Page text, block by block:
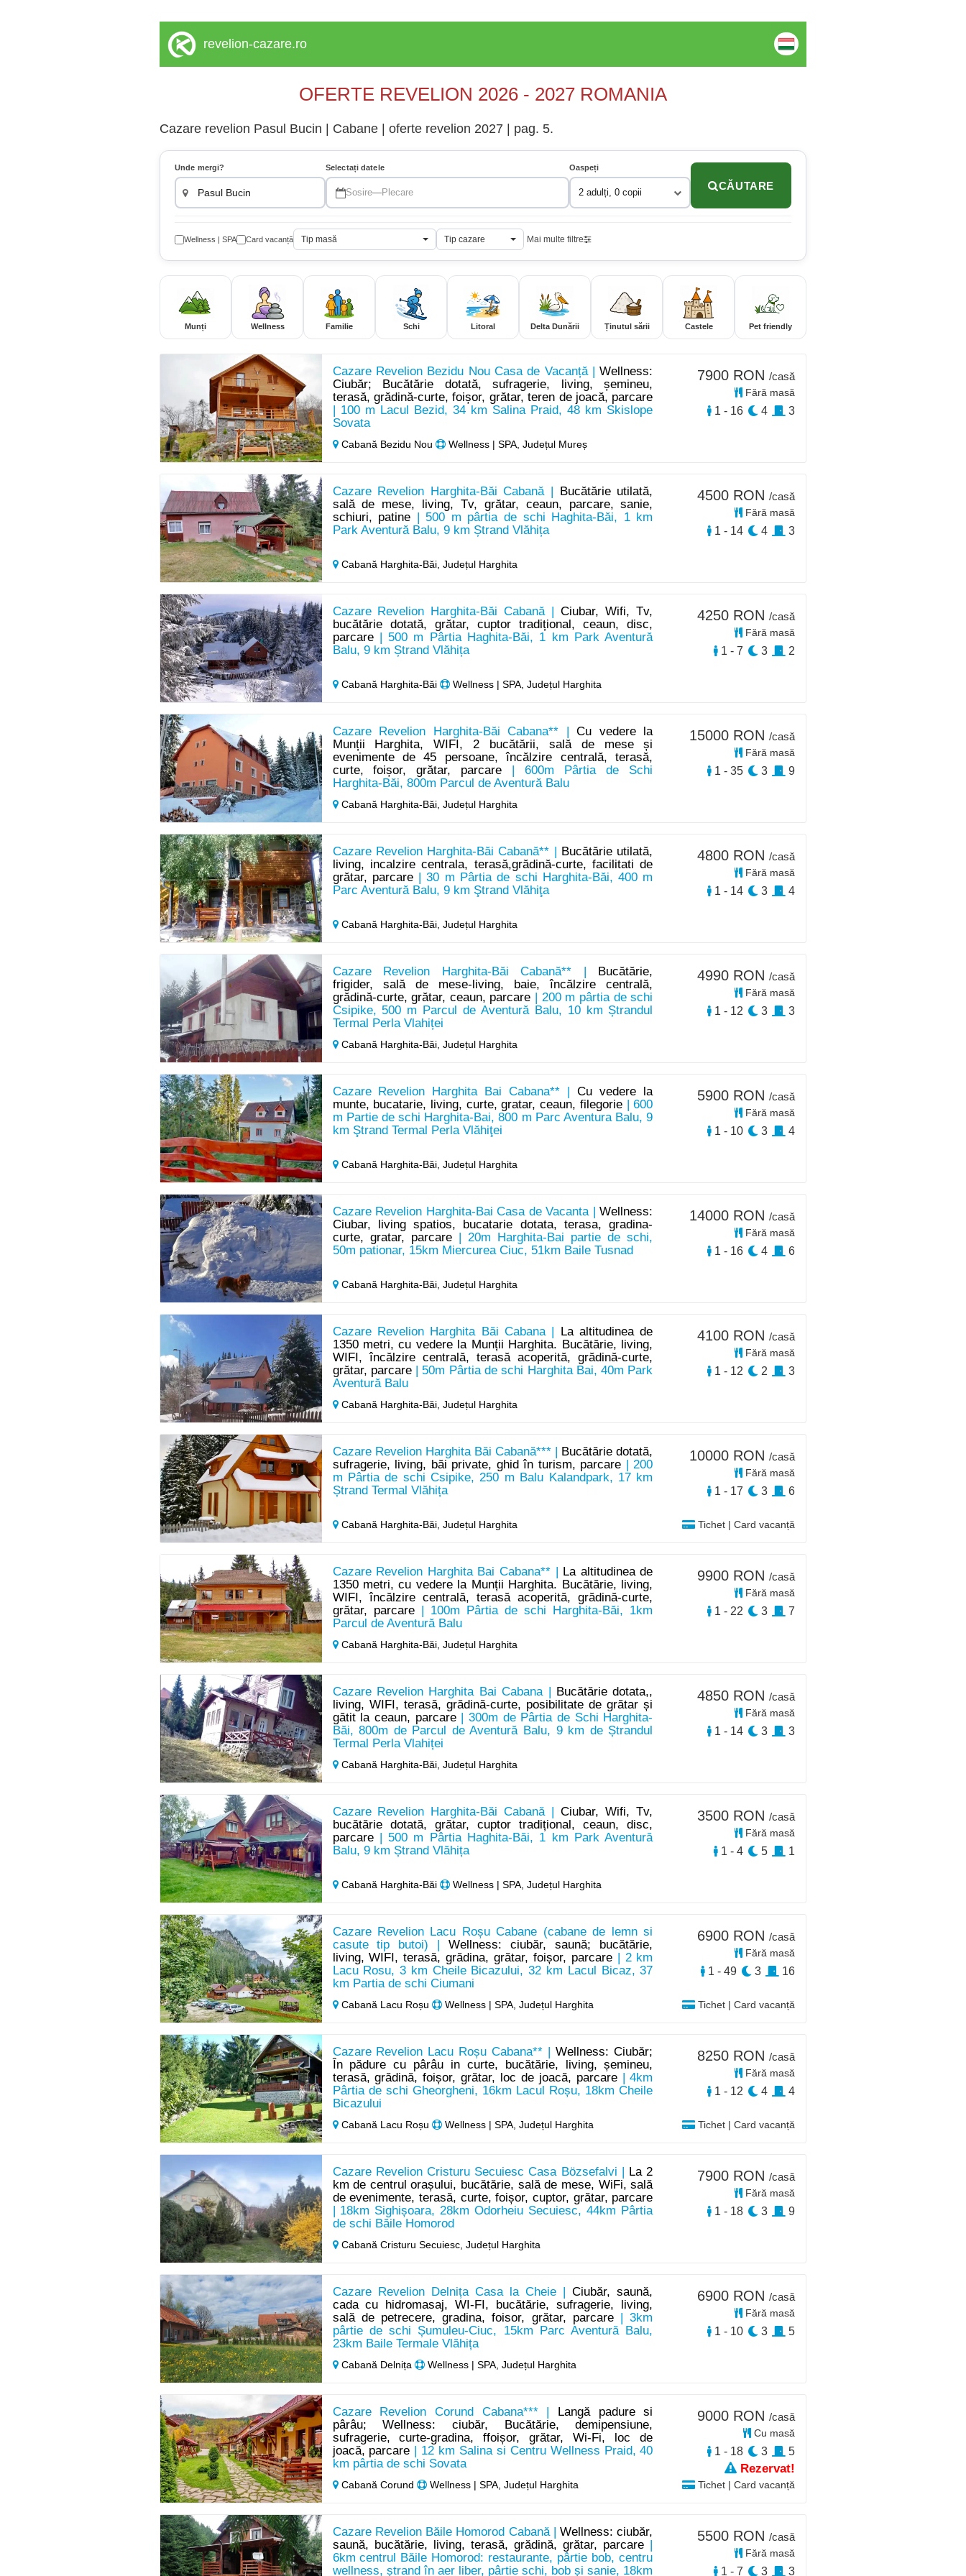
revelion-cazare.ro
OFERTE REVELION 2026 - 2027 ROMANIA
Cazare revelion Pasul Bucin | Cabane | oferte revelion 2027 | pag. 5.
Unde mergi? Selectați datele
Sosire—Plecare
Oaspeți
2 adulți, 0 copii
CĂUTARE
Wellness | SPA Card vacanță Tip masă Tip cazare Mai multe filtre
Munți Wellness Familie Schi Litoral Delta Dunării Ținutul sării Castele Pet friendly
Cazare Revelion Bezidu Nou Casa de Vacanță |Wellness:
Ciubăr; Bucătărie dotată, sufragerie, living, șemineu,
terasă, grădină-curte, foișor, grătar, teren de joacă, parcare
| 100 m Lacul Bezid, 34 km Salina Praid, 48 km Skislope
Sovata
Cabană Bezidu Nou Wellness | SPA, Județul Mureș
7900 RON /casă
Fără masă
1 - 16 4 3
Cazare Revelion Harghita-Băi Cabană |
Bucătărie utilată,
sală de mese, living, Tv, grătar, ceaun, parcare, sanie,
schiuri, patine | 500 m pârtia de schi Haghita-Băi, 1 km
Park Aventură Balu, 9 km Ștrand Vlăhița
Cabană Harghita-Băi, Județul Harghita
4500 RON /casă
Fără masă
1 - 14 4 3
Cazare Revelion Harghita-Băi Cabană |Ciubar, Wifi, Tv,
bucătărie dotată, grătar, cuptor tradițional, ceaun, disc,
parcare| 500 m Pârtia Haghita-Băi, 1 km Park Aventură
Balu, 9 km Ștrand Vlăhița
Cabană Harghita-Băi Wellness | SPA, Județul Harghita
4250 RON /casă
Fără masă
1 - 7 3 2
Cazare Revelion Harghita-Băi Cabana** |Cu vedere la
Munții Harghita, WIFI, 2 bucătării, sală de mese și
evenimente de 45 persoane, încălzire centrală, terasă,
curte, foișor, grătar, parcare | 600m Pârtia de Schi
Harghita-Băi, 800m Parcul de Aventură Balu
Cabană Harghita-Băi, Județul Harghita
15000 RON /casă
Fără masă
1 - 35 3 9
Cazare Revelion Harghita-Băi Cabană** |
Bucătărie utilată,
living, incalzire centrala, terasă,grădină-curte, facilitati de
grătar, parcare| 30 m Pârtia de schi Harghita-Băi, 400 m
Parc Aventură Balu, 9 km Ştrand Vlăhiţa
Cabană Harghita-Băi, Județul Harghita
4800 RON /casă
Fără masă
1 - 14 3 4
Cazare Revelion Harghita-Băi Cabană** |
Bucătărie,
frigider, sală de mese-living, baie, încălzire centrală,
grădină-curte, grătar, ceaun, parcare | 200 m pârtia de schi
Csipike, 500 m Parcul de Aventură Balu, 10 km Ștrandul
Termal Perla Vlahiței
Cabană Harghita-Băi, Județul Harghita
4990 RON /casă
Fără masă
1 - 12 3 3
Cazare Revelion Harghita Bai Cabana** |Cu vedere la
munte, bucatarie, living, curte, gratar, ceaun, filegorie| 600
m Partie de schi Harghita-Bai, 800 m Parc Aventura Balu, 9
km Ştrand Termal Perla Vlăhiţei
Cabană Harghita-Băi, Județul Harghita
5900 RON /casă
Fără masă
1 - 10 3 4
Cazare Revelion Harghita-Bai Casa de Vacanta |Wellness:
Ciubar, living spatios, bucatarie dotata, terasa, gradina-
curte, gratar, parcare| 20m Harghita-Bai partie de schi,
50m pationar, 15km Miercurea Ciuc, 51km Baile Tusnad
Cabană Harghita-Băi, Județul Harghita
14000 RON /casă
Fără masă
1 - 16 4 6
Cazare Revelion Harghita Băi Cabana |
La altitudinea de
1350 metri, cu vedere la Munții Harghita. Bucătărie, living,
WIFI, încălzire centrală, terasă acoperită, grădină-curte,
grătar, parcare| 50m Pârtia de schi Harghita Bai, 40m Park
Aventură Balu
Cabană Harghita-Băi, Județul Harghita
4100 RON /casă
Fără masă
1 - 12 2 3
Cazare Revelion Harghita Băi Cabană*** |
Bucătărie dotată,
sufragerie, living, băi private, ghid în turism, parcare | 200
m Pârtia de schi Csipike, 250 m Balu Kalandpark, 17 km
Ștrand Termal Vlăhița
Cabană Harghita-Băi, Județul Harghita Tichet | Card vacanță
10000 RON /casă
Fără masă
1 - 17 3 6
Cazare Revelion Harghita Bai Cabana** |
La altitudinea de
1350 metri, cu vedere la Munții Harghita. Bucătărie, living,
WIFI, încălzire centrală, terasă acoperită, grădină-curte,
grătar, parcare| 100m Pârtia de schi Harghita-Băi, 1km
Parcul de Aventură Balu
Cabană Harghita-Băi, Județul Harghita
9900 RON /casă
Fără masă
1 - 22 3 7
Cazare Revelion Harghita Bai Cabana |
Bucătărie dotata,,
living, WIFI, terasă, grădină-curte, posibilitate de grătar și
gătit la ceaun, parcare| 300m de Pârtia de Schi Harghita-
Băi, 800m de Parcul de Aventură Balu, 9 km de Ștrandul
Termal Perla Vlahiței
Cabană Harghita-Băi, Județul Harghita
4850 RON /casă
Fără masă
1 - 14 3 3
Cazare Revelion Harghita-Băi Cabană |Ciubar, Wifi, Tv,
bucătărie dotată, grătar, cuptor tradițional, ceaun, disc,
parcare| 500 m Pârtia Haghita-Băi, 1 km Park Aventură
Balu, 9 km Ștrand Vlăhița
Cabană Harghita-Băi Wellness | SPA, Județul Harghita
3500 RON /casă
Fără masă
1 - 4 5 1
Cazare Revelion Lacu Roșu Cabane (cabane de lemn si
casute tip butoi) |Wellness: ciubăr, saună; bucătărie,
living, WIFI, terasă, grădina, grătar, foișor, parcare| 2 km
Lacu Rosu, 3 km Cheile Bicazului, 32 km Lacul Bicaz, 37
km Partia de schi Ciumani
Cabană Lacu Roșu Wellness | SPA, Județul Harghita Tichet | Card vacanță
6900 RON /casă
Fără masă
1 - 49 3 16
Cazare Revelion Lacu Roșu Cabana** |Wellness: Ciubăr;
În pădure cu pârâu in curte, bucătărie, living, șemineu,
terasă, grădină, foișor, grătar, loc de joacă, parcare| 4km
Pârtia de schi Gheorgheni, 16km Lacul Roșu, 18km Cheile
Bicazului
Cabană Lacu Roșu Wellness | SPA, Județul Harghita Tichet | Card vacanță
8250 RON /casă
Fără masă
1 - 12 4 4
Cazare Revelion Cristuru Secuiesc Casa Bözsefalvi |
La 2
km de centrul orașului, bucătărie, sală de mese, WiFi, sală
de evenimente, terasă, curte, foișor, cuptor, grătar, parcare
| 18km Sighișoara, 28km Odorheiu Secuiesc, 44km Pârtia
de schi Băile Homorod
Cabană Cristuru Secuiesc, Județul Harghita
7900 RON /casă
Fără masă
1 - 18 3 9
Cazare Revelion Delnița Casa la Cheie |Ciubăr, saună,
cada cu hidromasaj, WI-FI, bucătărie, sufragerie, living,
sală de petrecere, gradina, foisor, grătar, parcare| 3km
pârtie de schi Șumuleu-Ciuc, 15km Parc Aventură Balu,
23km Baile Termale Vlăhița
Cabană Delnița Wellness | SPA, Județul Harghita
6900 RON /casă
Fără masă
1 - 10 3 5
Cazare Revelion Corund Cabana*** |
Langă padure si
pârâu; Wellness: ciubăr, Bucătărie, demipensiune,
sufragerie, curte-gradina, ffoișor, grătar, Wi-Fi, loc de
joacă, parcare | 12 km Salina si Centru Wellness Praid, 40
km pârtia de schi Sovata
Rezervat!
Cabană Corund Wellness | SPA, Județul Harghita Tichet | Card vacanță
9000 RON /casă
Cu masă
1 - 18 3 5
Cazare Revelion Băile Homorod Cabană |Wellness: ciubăr,
saună, bucătărie, living, terasă, grădină, grătar, parcare
6km centrul Băile Homorod: restaurante, pârtie bob, centru
wellness, ștrand în aer liber, pârtie schi, bob și sanie, 18km
5500 RON /casă
Fără masă
1 - 7 3 3